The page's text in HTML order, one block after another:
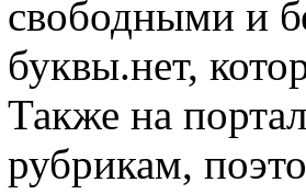
свободными и
буквы.нет,
Также на
рубрикам,